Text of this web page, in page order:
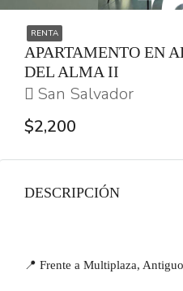
RENTA
APARTAMENTO EN
DEL ALMA II
San Salvador
$2,200
DESCRIPCIÓN
📍 Frente a Multiplaza,